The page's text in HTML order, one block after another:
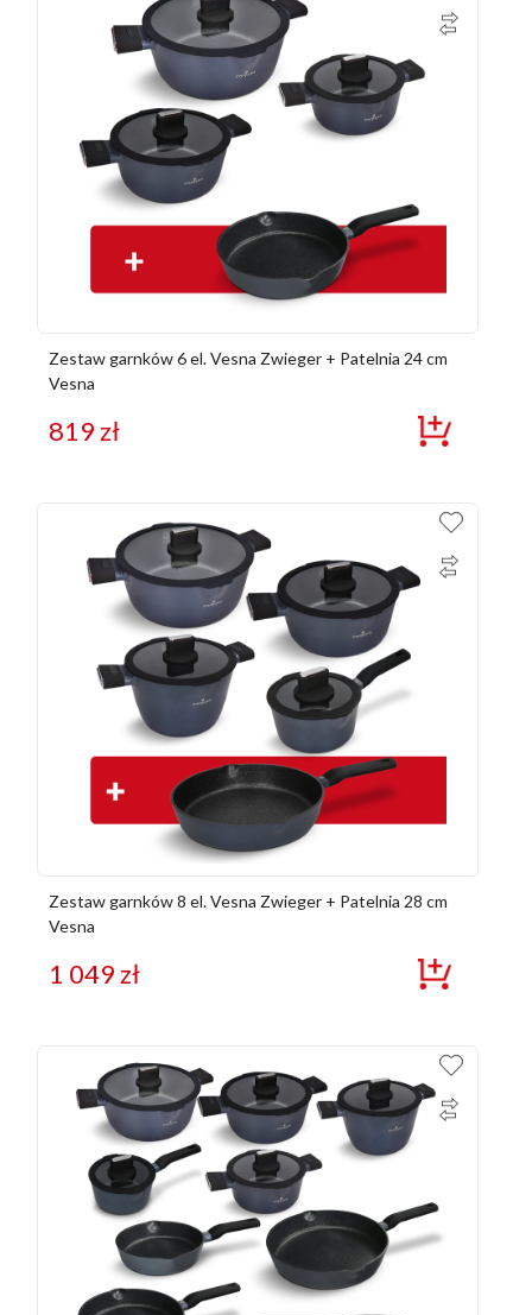
Zestaw garnków 6 el. Vesna Zwieger + Patelnia 24 cm
Vesna
819zł
Zestaw garnków 8 el. Vesna Zwieger + Patelnia 28 cm
Vesna
1 049zł